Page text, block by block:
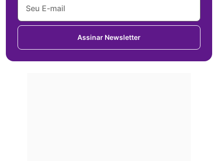
Assinar Newsletter